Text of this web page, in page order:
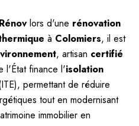
lors d'une rénovation
à Colomiers, il est
, artisan certifié
l'État finance l'isolation
permettant de réduire
tout en modernisant
immobilier en